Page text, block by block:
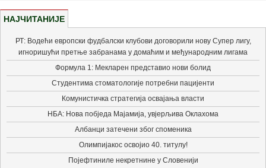
НАЈЧИТАНИЈЕ
РТ: Водећи европски фудбалски клубови договорили нову Супер лигу,
игноришући претње забранама у домаћим и међународним лигама
Формула 1: Мекларен представио нови болид
Студентима стоматологије потребни пацијенти
Комунистичка стратегија освајања власти
НБА: Нова побједа Мајамија, увјерљива Оклахома
Албанци затечени због споменика
Олимпијакос освојио 40. титулу!
Појефтиниле некретнине у Словенији